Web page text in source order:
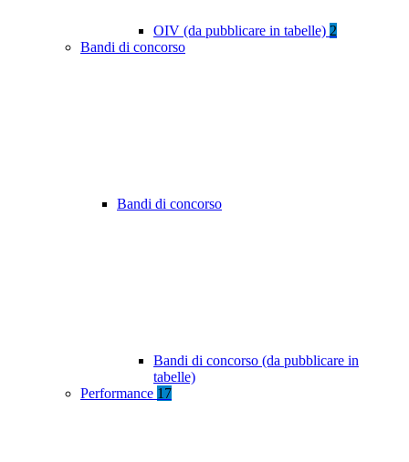
OIV (da pubblicare in tabelle) 2
Bandi di concorso
Bandi di concorso
Bandi di concorso (da pubblicare in
tabelle)
Performance 17